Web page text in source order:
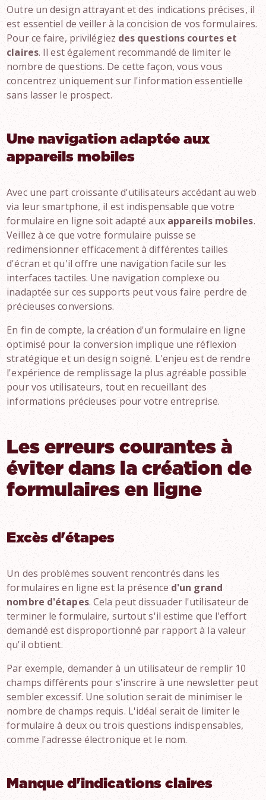
Outre un design attrayant et des indications précises, il
est essentiel de veiller à la concision de vos formulaires.
Pour ce faire, privilégiez des questions courtes et
claires. Il est également recommandé de limiter le
nombre de questions. De cette façon, vous vous
concentrez uniquement sur l'information essentielle
sans lasser le prospect.
Une navigation adaptée aux
appareils mobiles
Avec une part croissante d'utilisateurs accédant au web
via leur smartphone, il est indispensable que votre
formulaire en ligne soit adapté aux appareils mobiles.
Veillez à ce que votre formulaire puisse se
redimensionner efficacement à différentes tailles
d'écran et qu'il offre une navigation facile sur les
interfaces tactiles. Une navigation complexe ou
inadaptée sur ces supports peut vous faire perdre de
précieuses conversions.
En fin de compte, la création d'un formulaire en ligne
optimisé pour la conversion implique une réflexion
stratégique et un design soigné. L'enjeu est de rendre
l'expérience de remplissage la plus agréable possible
pour vos utilisateurs, tout en recueillant des
informations précieuses pour votre entreprise.
Les erreurs courantes à
éviter dans la création de
formulaires en ligne
Excès d'étapes
Un des problèmes souvent rencontrés dans les
formulaires en ligne est la présence d'un grand
nombre d'étapes. Cela peut dissuader l'utilisateur de
terminer le formulaire, surtout s'il estime que l'effort
demandé est disproportionné par rapport à la valeur
qu'il obtient.
Par exemple, demander à un utilisateur de remplir 10
champs différents pour s'inscrire à une newsletter peut
sembler excessif. Une solution serait de minimiser le
nombre de champs requis. L'idéal serait de limiter le
formulaire à deux ou trois questions indispensables,
comme l'adresse électronique et le nom.
Manque d'indications claires